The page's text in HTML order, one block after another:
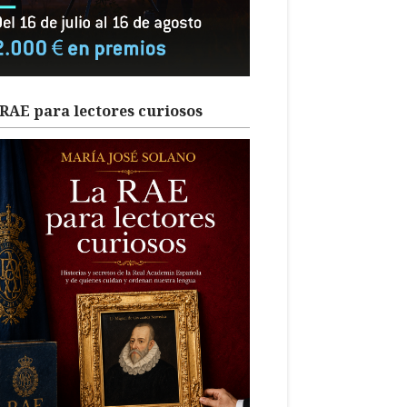
para lectores curiosos